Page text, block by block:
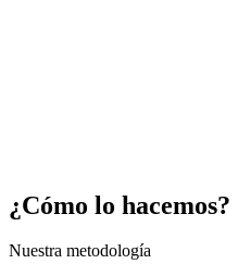
¿Cómo lo hacemos?
Nuestra metodología